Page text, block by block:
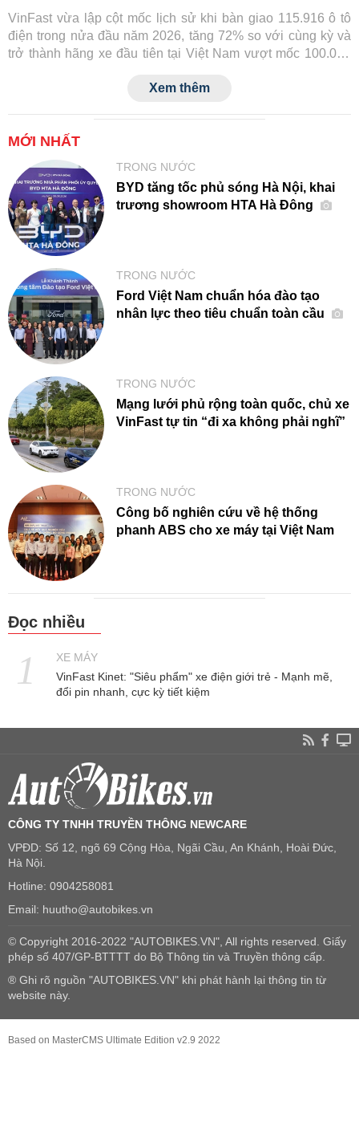
VinFast vừa lập cột mốc lịch sử khi bàn giao 115.916 ô tô
điện trong nửa đầu năm 2026, tăng 72% so với cùng kỳ và
trở thành hãng xe đầu tiên tại Việt Nam vượt mốc 100.000
số một của VinFast trên thị trường ô tô trong nước.
Xem thêm
MỚI NHẤT
TRONG NƯỚC
BYD tăng tốc phủ sóng Hà Nội, khai
trương showroom HTA Hà Đông
TRONG NƯỚC
Ford Việt Nam chuẩn hóa đào tạo
nhân lực theo tiêu chuẩn toàn cầu
TRONG NƯỚC
Mạng lưới phủ rộng toàn quốc, chủ xe
VinFast tự tin “đi xa không phải nghĩ”
TRONG NƯỚC
Công bố nghiên cứu về hệ thống
phanh ABS cho xe máy tại Việt Nam
Đọc nhiều
XE MÁY
VinFast Kinet: "Siêu phẩm" xe điện giới trẻ - Mạnh mẽ,
đổi pin nhanh, cực kỳ tiết kiệm
CÔNG TY TNHH TRUYỀN THÔNG NEWCARE
VPĐD: Số 12, ngõ 69 Cộng Hòa, Ngãi Cầu, An Khánh, Hoài Đức,
Hà Nội.
Hotline: 0904258081
Email: huutho@autobikes.vn
© Copyright 2016-2022 "AUTOBIKES.VN", All rights reserved. Giấy
phép số 407/GP-BTTTT do Bộ Thông tin và Truyền thông cấp.
® Ghi rõ nguồn "AUTOBIKES.VN" khi phát hành lại thông tin từ
website này.
Based on MasterCMS Ultimate Edition v2.9 2022